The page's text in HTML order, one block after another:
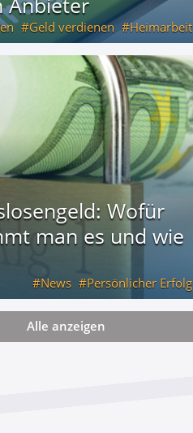
Geld verdienen Heimarbeit
Wofür
man es und wie
News Persönlicher Erfolg
Alle anzeigen